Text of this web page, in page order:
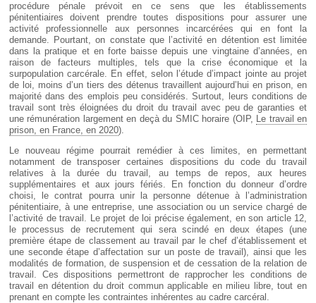
procédure pénale prévoit en ce sens que les établissements
pénitentiaires doivent prendre toutes dispositions pour assurer une
activité professionnelle aux personnes incarcérées qui en font la
demande. Pourtant, on constate que l’activité en détention est limitée
dans la pratique et en forte baisse depuis une vingtaine d’années, en
raison de facteurs multiples, tels que la crise économique et la
surpopulation carcérale. En effet, selon l’étude d’impact jointe au projet
de loi, moins d’un tiers des détenus travaillent aujourd’hui en prison, en
majorité dans des emplois peu considérés. Surtout, leurs conditions de
travail sont très éloignées du droit du travail avec peu de garanties et
une rémunération largement en deçà du SMIC horaire (OIP, Le travail en
prison, en France, en 2020).
Le nouveau régime pourrait remédier à ces limites, en permettant
notamment de transposer certaines dispositions du code du travail
relatives à la durée du travail, au temps de repos, aux heures
supplémentaires et aux jours fériés. En fonction du donneur d’ordre
choisi, le contrat pourra unir la personne détenue à l’administration
pénitentiaire, à une entreprise, une association ou un service chargé de
l’activité de travail. Le projet de loi précise également, en son article 12,
le processus de recrutement qui sera scindé en deux étapes (une
première étape de classement au travail par le chef d’établissement et
une seconde étape d’affectation sur un poste de travail), ainsi que les
modalités de formation, de suspension et de cessation de la relation de
travail. Ces dispositions permettront de rapprocher les conditions de
travail en détention du droit commun applicable en milieu libre, tout en
prenant en compte les contraintes inhérentes au cadre carcéral.